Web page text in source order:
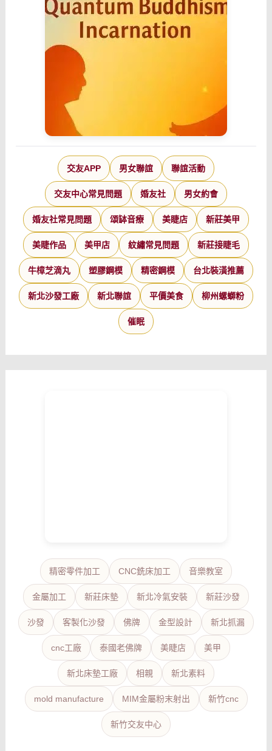
交友APP 男女聯誼 聯誼活動
交友中心常見問題 婚友社 男女約會
婚友社常見問題 頌缽音療 美睫店 新莊美甲
美睫作品 美甲店 紋繡常見問題 新莊接睫毛
牛樟芝滴丸 塑膠鋼模 精密鋼模 台北裝潢推薦
新北沙發工廠 新北聯誼 平價美食 柳州螺螄粉
催眠
精密零件加工 CNC銑床加工 音樂教室
金屬加工 新莊床墊 新北冷氣安裝 新莊沙發
沙發 客製化沙發 佛牌 金型設計 新北抓漏
cnc工廠 泰國老佛牌 美睫店 美甲
新北床墊工廠 相親 新北素料
mold manufacture MIM金屬粉末射出 新竹cnc
新竹交友中心